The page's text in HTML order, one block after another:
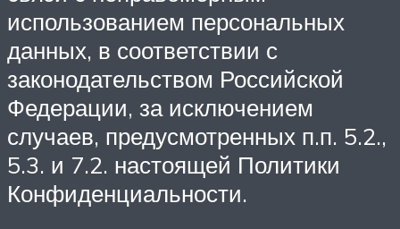
использованием персональных
данных, в соответствии с
законодательством Российской
Федерации, за исключением
случаев, предусмотренных п.п. 5.2.,
5.3. и 7.2. настоящей Политики
Конфиденциальности.